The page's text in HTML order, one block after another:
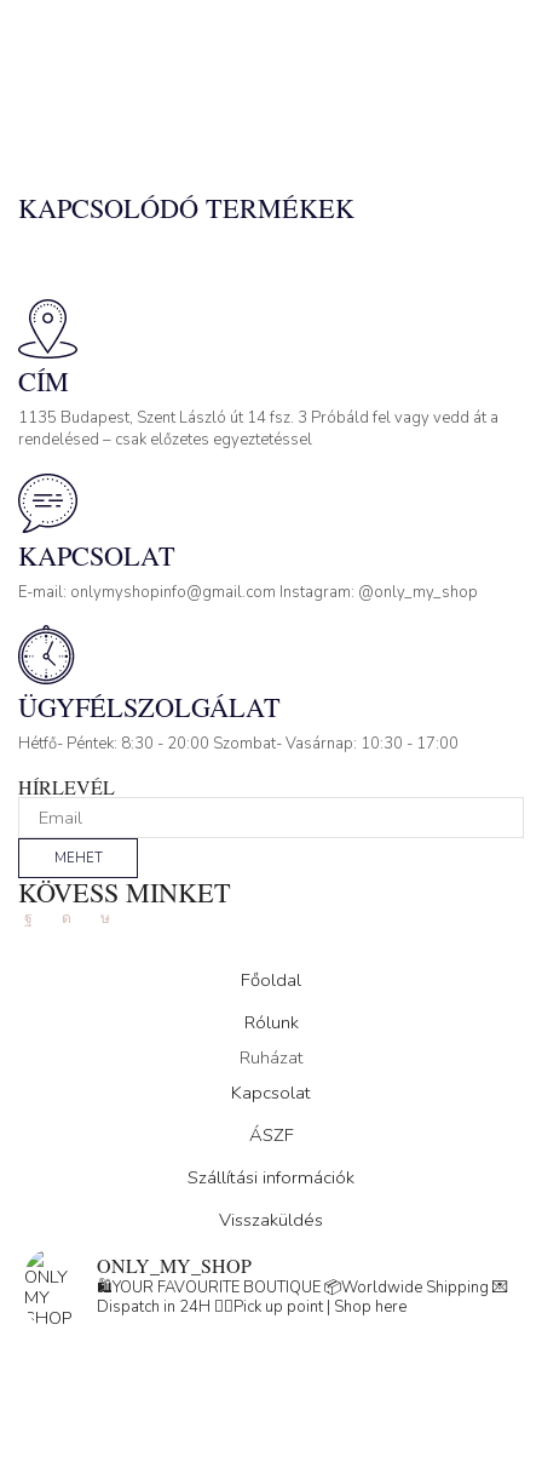
KAPCSOLÓDÓ TERMÉKEK
CÍM
1135 Budapest, Szent László út 14 fsz. 3 Próbáld fel vagy vedd át a
rendelésed – csak előzetes egyeztetéssel
KAPCSOLAT
E-mail: onlymyshopinfo@gmail.com Instagram: @only_my_shop
ÜGYFÉLSZOLGÁLAT
Hétfő- Péntek: 8:30 - 20:00 Szombat- Vasárnap: 10:30 - 17:00
HÍRLEVÉL
MEHET
KÖVESS MINKET
FacebookInstagram
Tik-
Főoldal
Rólunk
Ruházat
Kapcsolat
ÁSZF
Szállítási információk
Visszaküldés
ONLY_MY_SHOP
🛍️YOUR FAVOURITE BOUTIQUE📦Worldwide Shipping 💌
Dispatch in 24H 👇🏽Pick up point | Shop here